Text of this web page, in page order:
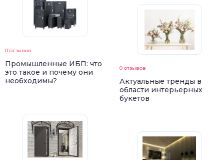
0 отзывов
Промышленные ИБП: что
это такое и почему они
необходимы?
0 отзывов
Актуальные тренды в
области интерьерных
букетов